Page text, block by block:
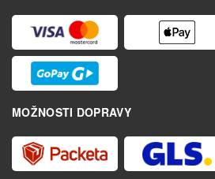
MOŽNOSTI DOPRAVY